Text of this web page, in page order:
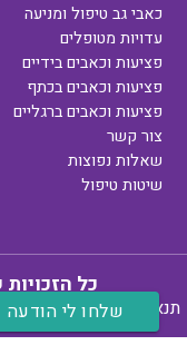
כאבי גב טיפול ומניעה
עדויות מטופלים
פציעות וכאבים בידיים
פציעות וכאבים בכתף
פציעות וכאבים ברגליים
צור קשר
שאלות נפוצות
שיטות טיפול
כל הזכויות
תנאי שימוש מדיניות
שלחו לי הודעה